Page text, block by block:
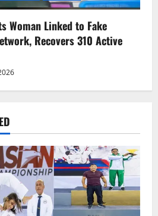
Woman Linked to Fake
Recovers 310 Active